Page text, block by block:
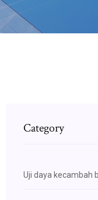
Category
Uji daya kecambah